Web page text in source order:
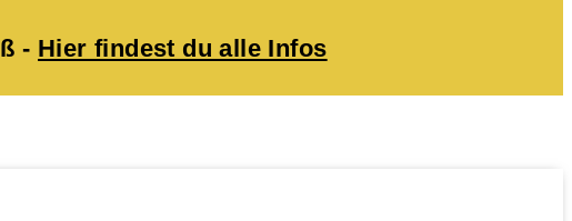
- Hier findest du alle Infos